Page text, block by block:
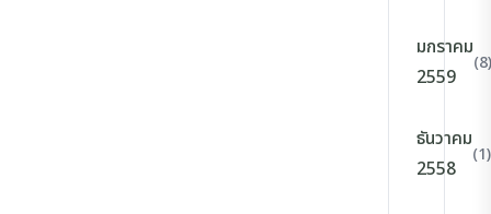
มกราคม
2559
(8)
ธันวาคม
2558
(1)